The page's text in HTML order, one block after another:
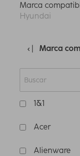
Marca
Hyundai
Marca
1&1
Acer
Alienware